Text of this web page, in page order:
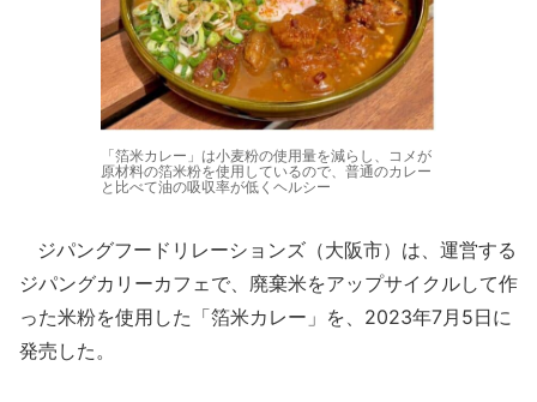
「箔米カレー」は小麦粉の使用量を減らし、コメが
原材料の箔米粉を使用しているので、普通のカレー
と比べて油の吸収率が低くヘルシー
ジパングフードリレーションズ（大阪市）は、運営する
ジパングカリーカフェで、廃棄米をアップサイクルして作
った米粉を使用した「箔米カレー」を、2023年7月5日に
発売した。